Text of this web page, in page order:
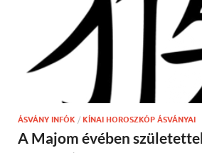
ÁSVÁNY INFÓK / KÍNAI HOROSZKÓP ÁSVÁNYAI
A Majom évében